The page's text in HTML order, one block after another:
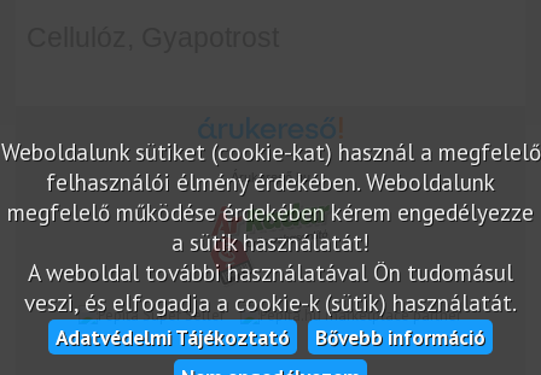
Weboldalunk sütiket (cookie-kat) használ a megfelelő
felhasználói élmény érdekében. Weboldalunk
megfelelő működése érdekében kérem engedélyezze
a sütik használatát!
A weboldal további használatával Ön tudomásul
veszi, és elfogadja a cookie-k (sütik) használatát.
Adatvédelmi Tájékoztató
Bővebb információ
Árukereső.hu
marketplace partner